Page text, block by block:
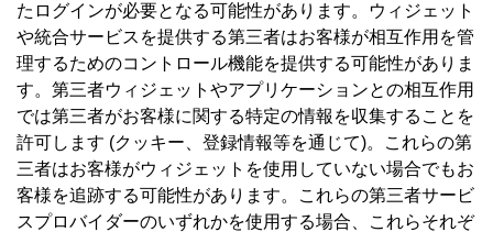
たログインが必要となる可能性があります。ウィジェット
や統合サービスを提供する第三者はお客様が相互作用を管
理するためのコントロール機能を提供する可能性がありま
す。第三者ウィジェットやアプリケーションとの相互作用
では第三者がお客様に関する特定の情報を収集することを
許可します (クッキー、登録情報等を通じて)。これらの第
三者はお客様がウィジェットを使用していない場合でもお
客様を追跡する可能性があります。これらの第三者サービ
スプロバイダーのいずれかを使用する場合、これらそれぞ